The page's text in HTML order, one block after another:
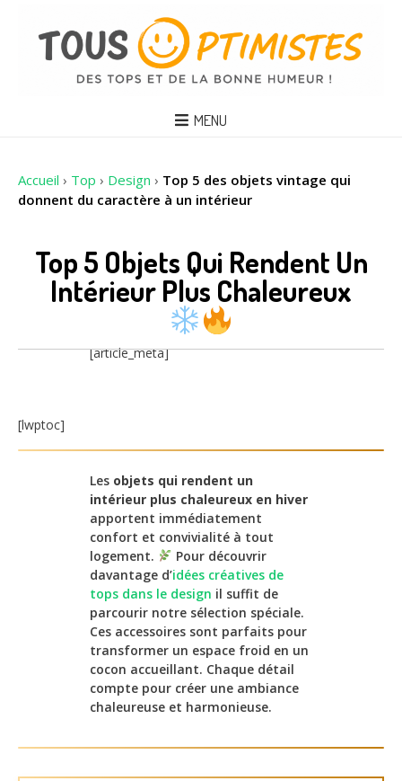
MENU
Accueil › Top › Design › Top 5 des objets vintage qui
donnent du caractère à un intérieur
Top 5 Objets Qui Rendent Un
Intérieur Plus Chaleureux
[article_meta]
[lwptoc]
Les objets qui rendent un
intérieur plus chaleureux en hiver
apportent immédiatement
confort et convivialité à tout
logement.
Pour découvrir
davantage d’idées créatives de
tops dans le design il suffit de
parcourir notre sélection spéciale.
Ces accessoires sont parfaits pour
transformer un espace froid en un
cocon accueillant. Chaque détail
compte pour créer une ambiance
chaleureuse et harmonieuse.